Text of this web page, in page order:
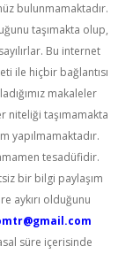
bulunmamaktadır.
taşımakta olup,
Bu internet
ile hiçbir bağlantısı
makaleler
niteliği taşımamakta
yapılmamaktadır.
tesadüfidir.
bir bilgi paylaşım
aykırı olduğunu
süre içerisinde